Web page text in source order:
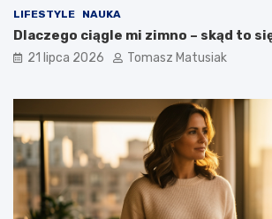
LIFESTYLE NAUKA
Dlaczego ciągle mi zimno – skąd to
21 lipca 2026 Tomasz Matusiak